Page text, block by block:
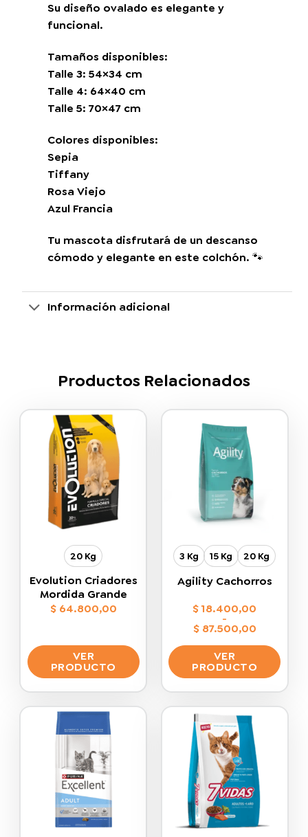
Su diseño ovalado es elegante y
funcional.
Tamaños disponibles:
Talle 3: 54×34 cm
Talle 4: 64×40 cm
Talle 5: 70×47 cm
Colores disponibles:
Sepia
Tiffany
Rosa Viejo
Azul Francia
Tu mascota disfrutará de un descanso
cómodo y elegante en este colchón. 🐾
Información adicional
Productos Relacionados
20 Kg
Evolution Criadores
Mordida Grande
$64.800,00
VER
PRODUCTO
tiene
múltiples
Las
opciones
se
pueden
elegir
en
3 Kg 15 Kg 20 Kg
Agility Cachorros
$18.400,00
-
$87.500,00
Rango
de
precios:
desde
$ 18.400,00
hasta
$ 87.500,00
VER
PRODUCTO
tiene
múltiples
variantes.
Las
opciones
se
pueden
elegir
en